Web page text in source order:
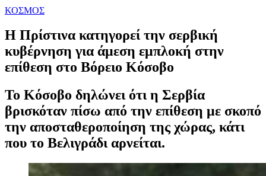
ΚΟΣΜΟΣ
Η Πρίστινα κατηγορεί την σερβική
κυβέρνηση για άμεση εμπλοκή στην
επίθεση στο Βόρειο Κόσοβο
Το Κόσοβο δηλώνει ότι η Σερβία
βρισκόταν πίσω από την επίθεση με σκοπό
την αποσταθεροποίηση της χώρας, κάτι
που το Βελιγράδι αρνείται.